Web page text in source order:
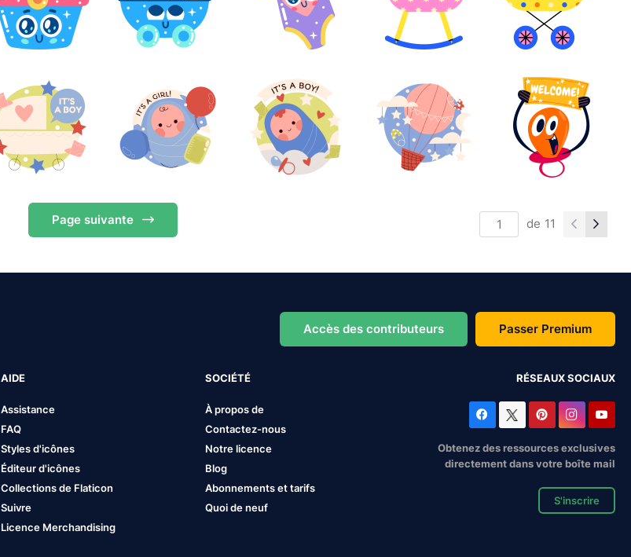
Page suivante de 11
Accès des contributeurs Passer Premium
AIDE
Assistance
FAQ
Styles d'icônes
Éditeur d'icônes
Collections de Flaticon
Suivre
Licence Merchandising
SOCIÉTÉ
À propos de
Contactez-nous
Notre licence
Blog
Abonnements et tarifs
Quoi de neuf
RÉSEAUX SOCIAUX
Obtenez des ressources exclusives
directement dans votre boîte mail
S'inscrire